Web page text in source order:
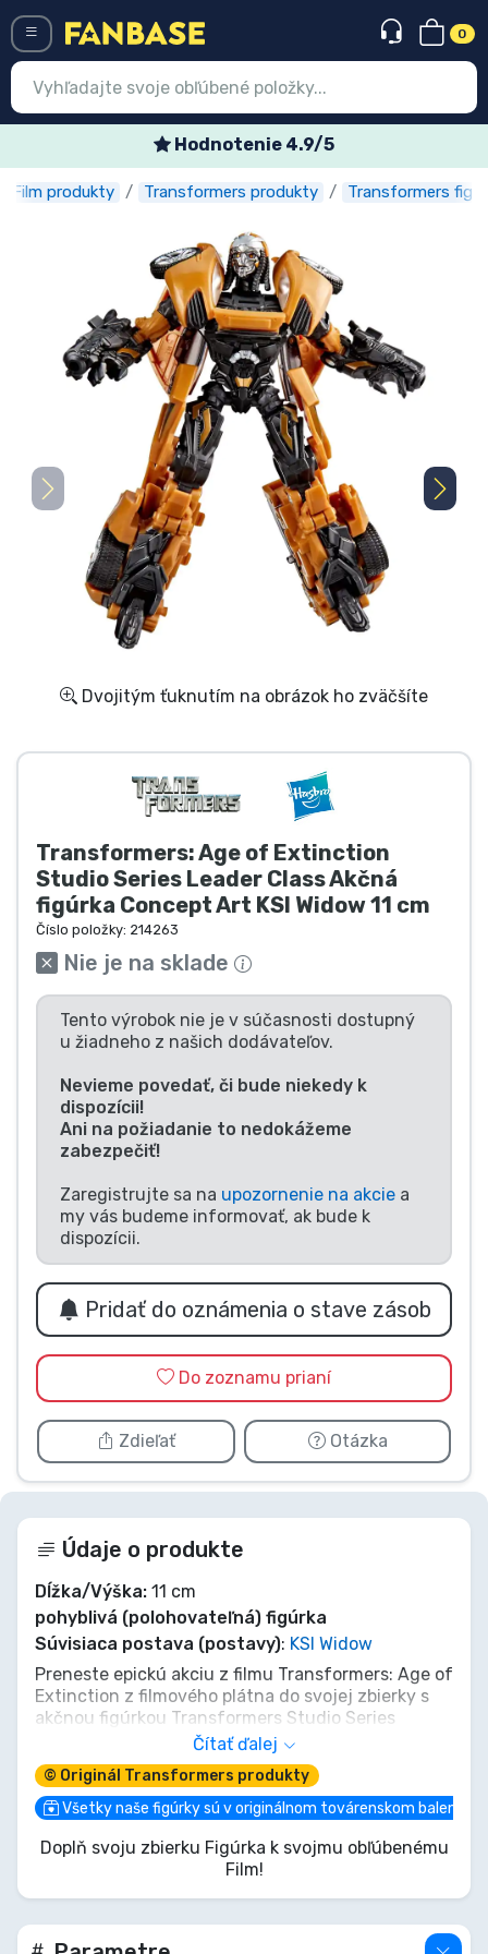
0
Hodnotenie 4.9/5
Film produkty Transformers produkty Transformers
Dvojitým ťuknutím na obrázok ho zväčšíte
Transformers: Age of Extinction
Studio Series Leader Class Akčná
figúrka Concept Art KSI Widow 11 cm
Číslo položky: 214263
Nie je na sklade
Tento výrobok nie je v súčasnosti dostupný
u žiadneho z našich dodávateľov.
Nevieme povedať, či bude niekedy k
dispozícii!
Ani na požiadanie to nedokážeme
zabezpečiť!
Zaregistrujte sa na upozornenie na akcie a
my vás budeme informovať, ak bude k
dispozícii.
Pridať do oznámenia o stave zásob
Do zoznamu prianí
Zdieľať Otázka
Údaje o produkte
Dĺžka/Výška: 11 cm
pohyblivá (polohovateľná) figúrka
Súvisiaca postava (postavy): KSI Widow
Preneste epickú akciu z filmu Transformers: Age of
Extinction z filmového plátna do svojej zbierky s
akčnou figúrkou Transformers Studio Series
Deluxe Class Concept Art KSI Widow s výškou 4,5
palca (11,5 cm)! Hračky zo série Transformers
Studio Series sú zberateľské akčné figúrky, ktoré
sa vyznačujú detailmi a doplnkami inšpirovanými
filmom. Premeňte akčnú figúrku Transformers zo
série Studio Series z režimu robota do režimu auta
McLaren MP4-12C v 17 krokoch. Figúrka má kĺbovú
Čítať ďalej
© Originál Transformers produkty
Všetky naše figúrky sú v originálnom továrenskom balení
Doplň svoju zbierku Figúrka k svojmu obľúbenému
Film!
Prihlásiť sa Registrácia
Expresná preprava
Predobjednávky
Outlet produkty
Preprava a platba
Zoradiť podľa série
Zoradiť podľa filmov
Zoradiť podľa karikatúry
Zoradiť podľa Anime
Zoradiť podľa hier
Zoradiť podľa športu
Zoradiť podľa hudby
Typy výrobkov